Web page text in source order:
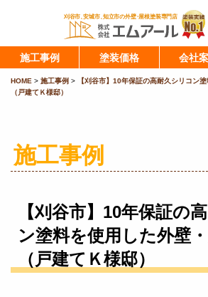
施工事例 塗装価格 会社
HOME > 施工事例 >
【刈谷市】10年保証の高耐久シリコン
（戸建てＫ様邸）
施工事例
【刈谷市】10年保証の
ン塗料を使用した外壁
（戸建てＫ様邸）